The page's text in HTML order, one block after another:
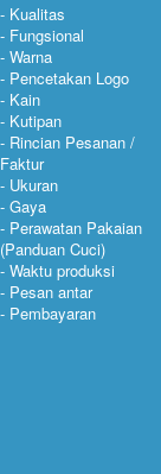
Kualitas
Fungsional
Warna
Pencetakan Logo
Kain
Kutipan
Rincian Pesanan /
Faktur
Ukuran
Gaya
Perawatan Pakaian
(Panduan Cuci)
Waktu produksi
Pesan antar
Pembayaran